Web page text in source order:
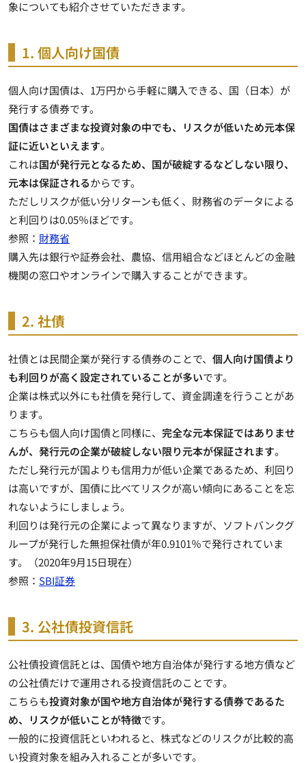
象についても紹介させていただきます。
1. 個人向け国債
個人向け国債は、1万円から手軽に購入できる、国（日本）が
発行する債券です。
国債はさまざまな投資対象の中でも、リスクが低いため元本保
証に近いといえます。
これは国が発行元となるため、国が破綻するなどしない限り、
元本は保証されるからです。
ただしリスクが低い分リターンも低く、財務省のデータによる
と利回りは0.05％ほどです。
参照： 財務省
購入先は銀行や証券会社、農協、信用組合などほとんどの金融
機関の窓口やオンラインで購入することができます。
2. 社債
社債とは民間企業が発行する債券のことで、 個人向け国債より
も利回りが高く設定されていることが多いです。
企業は株式以外にも社債を発行して、資金調達を行うことがあ
ります。
こちらも個人向け国債と同様に、 完全な元本保証ではありませ
んが、発行元の企業が破綻しない限り元本が保証されます。
ただし発行元が国よりも信用力が低い企業であるため、利回り
は高いですが、国債に比べてリスクが高い傾向にあることを忘
れないようにしましょう。
利回りは発行元の企業によって異なりますが、ソフトバンクグ
ループが発行した無担保社債が年0.9101％で発行されていま
す。（2020年9月15日現在）
参照： SBI証券
3. 公社債投資信託
公社債投資信託とは、 国債や地方自治体が発行する地方債など
の公社債だけで運用される投資信託のことです。
こちらも投資対象が国や地方自治体が発行する債券であるた
め、リスクが低いことが特徴です。
一般的に投資信託といわれると、株式などのリスクが比較的高
い投資対象を組み入れることが多いです。